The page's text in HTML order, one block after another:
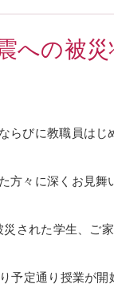
への被
らびに教職員はじ
方々に深くお見舞
された学生、ご
予定通り授業が